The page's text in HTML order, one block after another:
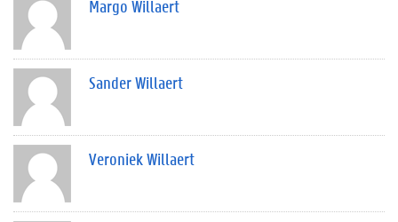
Margo Willaert
Sander Willaert
Veroniek Willaert